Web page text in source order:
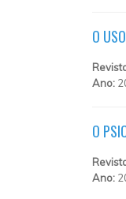
O
Ano:
O
Ano: